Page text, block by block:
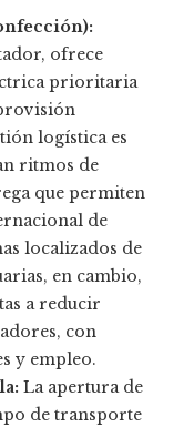
ofrece
prioritaria
logística es
ritmos de
que permiten
de
localizados de
en cambio,
a reducir
con
y empleo.
La apertura de
de transporte